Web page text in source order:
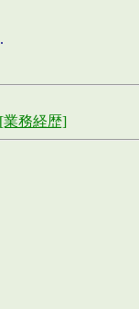
[業務経歴]